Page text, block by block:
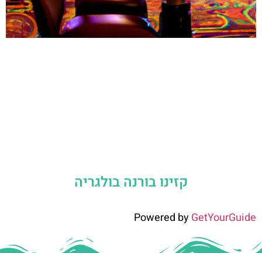
קזינו בורנה בולגריה
Powered byGetYourGuide